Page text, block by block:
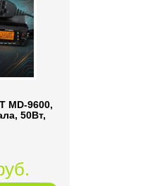
MD-9600,
50Вт,